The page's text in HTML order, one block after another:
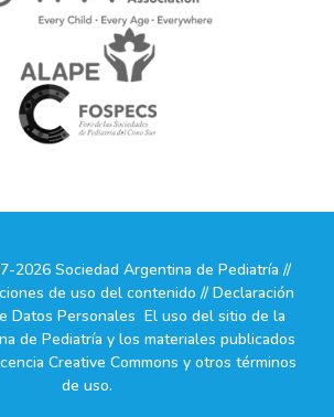
2026 Sociedad Argentina de Pediatría //
de uso del contenido // Declaración
Datos Personales El uso del sitio de la
de Pediatría y los materiales publicados
Creative Commons y otros términos
de uso.